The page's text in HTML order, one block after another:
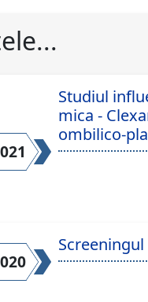
Studiul
mica -
ombilico-